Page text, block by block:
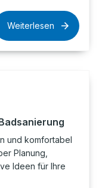
Weiterlesen
und komfortabel
Planung,
Ideen für Ihre